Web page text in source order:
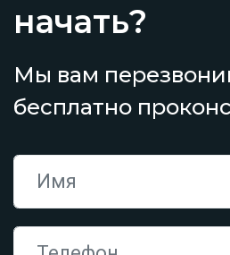
начать?
Мы вам
бесплатно